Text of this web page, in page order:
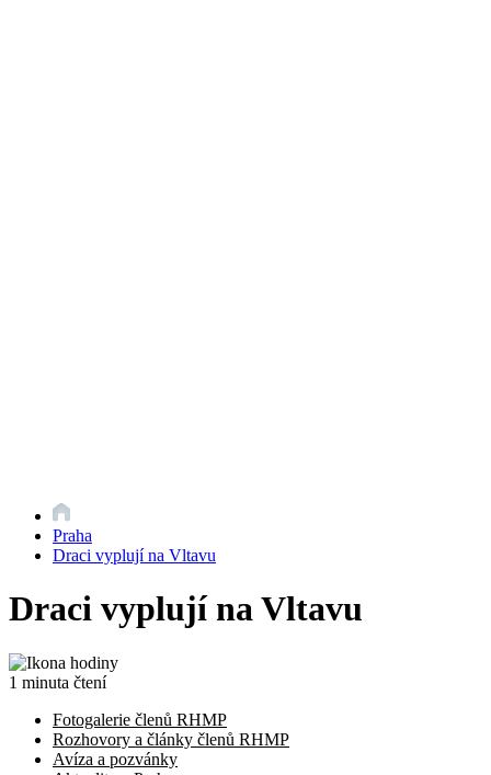
Praha
Draci vyplují na Vltavu
Draci vyplují na Vltavu
1 minuta čtení
Fotogalerie členů RHMP
Rozhovory a články členů RHMP
Avíza a pozvánky